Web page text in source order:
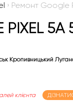
› Ремонт Google
Кропивницький
клієнта